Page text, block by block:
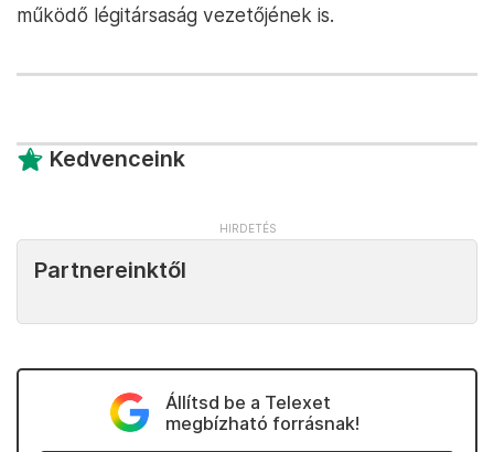
működő légitársaság vezetőjének is.
Kedvenceink
Partnereinktől
Állítsd be a Telexet
megbízható forrásnak!